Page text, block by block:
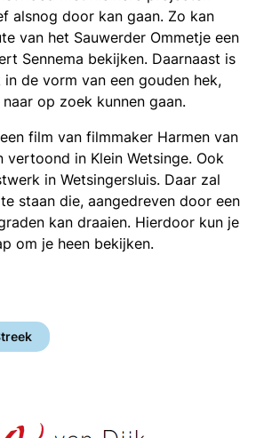
alsnog door kan gaan. Zo kan
van het Sauwerder Ommetje een
Sennema bekijken. Daarnaast is
de vorm van een gouden hek,
op zoek kunnen gaan.
film van filmmaker Harmen van
vertoond in Klein Wetsinge. Ook
in Wetsingersluis. Daar zal
staan die, aangedreven door een
kan draaien. Hierdoor kun je
om je heen bekijken.